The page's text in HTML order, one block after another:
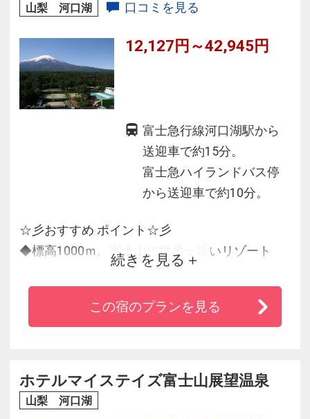
山梨 河口湖 口コミを見る
12,127円～42,945円
富士急行線河口湖駅から
送迎車で約15分。
富士急ハイランドバス停
から送迎車で約10分。
☆彡おすすめ ポイント☆彡
◆標高1000ｍ。富士山に世界一近いリゾート
◆都心から車で80分
◆富士山麓の5万坪の広大な敷地で過ごす休日
◆富士山ビューレストランで地元の食事をバイ
続きを見る
この宿のプランを見る
ホテルマイステイズ富士山展望温泉
山梨 河口湖